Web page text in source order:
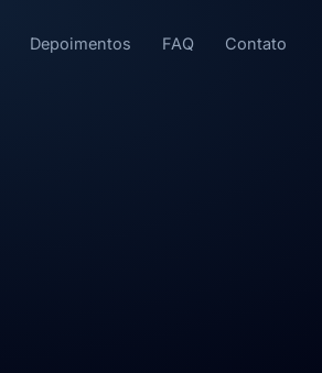
Depoimentos FAQ Contato